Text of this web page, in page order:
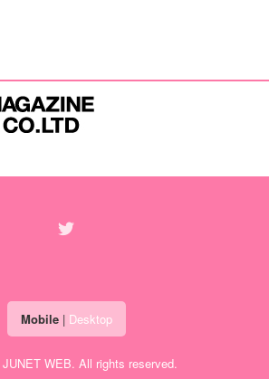
Mobile| Desktop
JUNET WEB. All rights reserved.